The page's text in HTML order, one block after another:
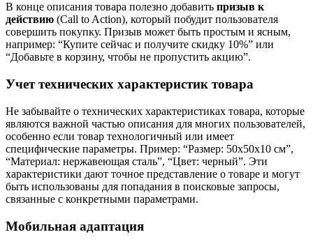
В конце описания товара полезно добавить призыв к
действию (Call to Action), который побудит пользователя
совершить покупку. Призыв может быть простым и ясным,
например: “Купите сейчас и получите скидку 10%” или
“Добавьте в корзину, чтобы не пропустить акцию”.
Учет технических характеристик товара
Не забывайте о технических характеристиках товара, которые
являются важной частью описания для многих пользователей,
особенно если товар технологичный или имеет
специфические параметры. Пример: “Размер: 50x50x10 см”,
“Материал: нержавеющая сталь”, “Цвет: черный”. Эти
характеристики дают точное представление о товаре и могут
быть использованы для попадания в поисковые запросы,
связанные с конкретными параметрами.
Мобильная адаптация